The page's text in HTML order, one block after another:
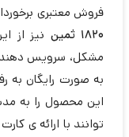
فروش معتبری
1820 ثمین
نیز از
مشکل، سرویس
به صورت رایگان به
این محصول را به
توانند با ارائه ی